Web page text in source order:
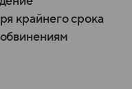
крайнего срока